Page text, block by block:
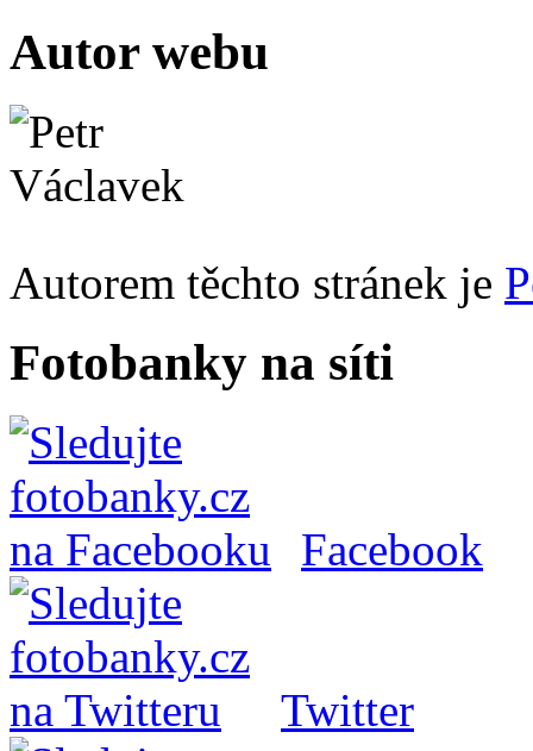
Autor webu
Autorem těchto stránek je
Fotobanky na síti
Facebook
Twitter